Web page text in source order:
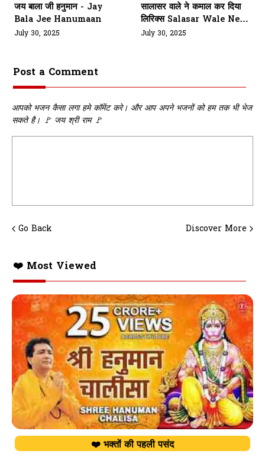
जय बाला जी हनुमान - Jay
Bala Jee Hanumaan
July 30, 2025
सालासर वाले ने कमाल कर दिया
लिरिक्स Salasar Wale Ne
Kamaal Kar Diya Lyrics
July 30, 2025
Post a Comment
आपको भजन कैसा लगा हमे कॉमेंट करे। और आप अपने भजनों को हम तक भी भेज
सकते है। 🚩 जय श्री राम 🚩
Go Back Discover More
❤️ Most Viewed
❤️ भक्तों की पहली पसंद